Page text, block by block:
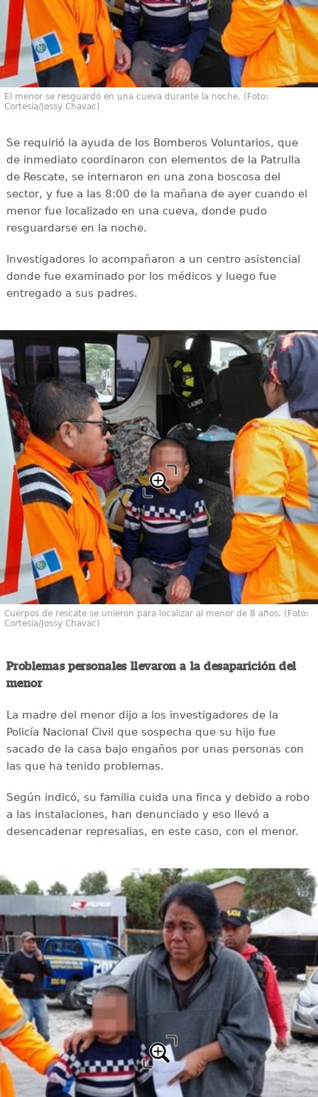
El menor se resguardó en una cueva durante la noche. (Foto:
Cortesía/Jossy Chavac)
Se requirió la ayuda de los Bomberos Voluntarios, que
de inmediato coordinaron con elementos de la Patrulla
de Rescate, se internaron en una zona boscosa del
sector, y fue a las 8:00 de la mañana de ayer cuando el
menor fue localizado en una cueva, donde pudo
resguardarse en la noche.
Investigadores lo acompañaron a un centro asistencial
donde fue examinado por los médicos y luego fue
entregado a sus padres.
Cuerpos de rescate se unieron para localizar al menor de 8 años. (Foto:
Cortesía/Jossy Chavac)
Problemas personales llevaron a la desaparición del
menor
La madre del menor dijo a los investigadores de la
Policía Nacional Civil que sospecha que su hijo fue
sacado de la casa bajo engaños por unas personas con
las que ha tenido problemas.
Según indicó, su familia cuida una finca y debido a robo
a las instalaciones, han denunciado y eso llevó a
desencadenar represalias, en este caso, con el menor.